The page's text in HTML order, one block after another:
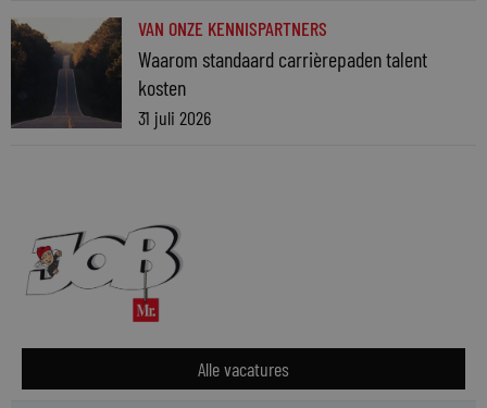
VAN ONZE KENNISPARTNERS
Waarom standaard carrièrepaden talent
kosten
31 juli 2026
Alle vacatures